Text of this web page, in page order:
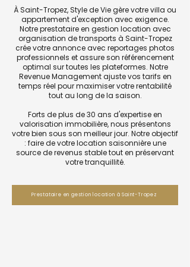
À Saint-Tropez, Style de Vie gère votre villa ou
appartement d'exception avec exigence.
Notre prestataire en gestion location avec
organisation de transports à Saint-Tropez
crée votre annonce avec reportages photos
professionnels et assure son référencement
optimal sur toutes les plateformes. Notre
Revenue Management ajuste vos tarifs en
temps réel pour maximiser votre rentabilité
tout au long de la saison.
Forts de plus de 30 ans d'expertise en
valorisation immobilière, nous présentons
votre bien sous son meilleur jour. Notre objectif
: faire de votre location saisonnière une
source de revenus stable tout en préservant
votre tranquillité.
Prestataire en gestion location à Saint-Tropez